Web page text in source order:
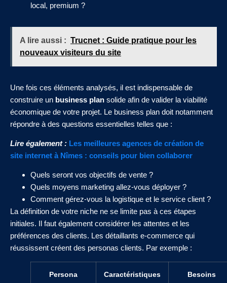
local, premium ?
A lire aussi : Trucnet : Guide pratique pour les
nouveaux visiteurs du site
Une fois ces éléments analysés, il est indispensable de
construire un business plan solide afin de valider la viabilité
économique de votre projet. Le business plan doit notamment
répondre à des questions essentielles telles que :
Lire également : Les meilleures agences de création de
site internet à Nîmes : conseils pour bien collaborer
Quels seront vos objectifs de vente ?
Quels moyens marketing allez-vous déployer ?
Comment gérez-vous la logistique et le service client ?
La définition de votre niche ne se limite pas à ces étapes
initiales. Il faut également considérer les attentes et les
préférences des clients. Les détaillants e-commerce qui
réussissent créent des personas clients. Par exemple :
Persona Caractéristiques Besoins